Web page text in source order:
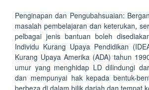
Penginapan dan Pengubahsuaian:
masalah pembelajaran dan keterukan,
pelbagai jenis bantuan boleh
Individu Kurang Upaya Pendidikan
Kurang Upaya Amerika (ADA) tahun
umur yang menghidap LD dilindungi
dan mempunyai hak kepada bentuk-
berbeza di dalam bilik darjah dan tempat